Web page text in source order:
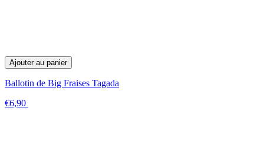
Ajouter au panier
Ballotin de Big Fraises Tagada
€6,90